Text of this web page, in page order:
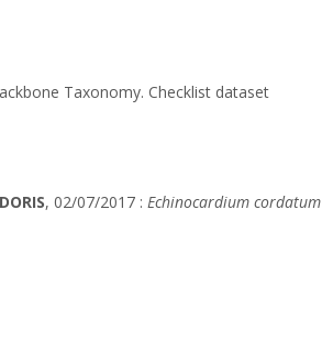
Taxonomy. Checklist dataset
DORIS, 02/07/2017 : Echinocardium cordatum